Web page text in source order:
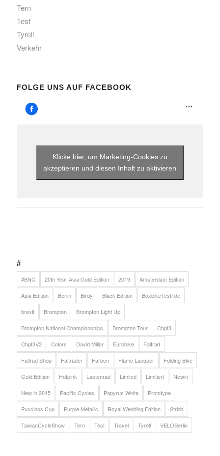
Tern
Test
Tyrell
Verkehr
FOLGE UNS AUF FACEBOOK
Klicke hier, um Marketing-Cookies zu
akzeptieren und diesen Inhalt zu aktivieren
#
#BNC 20th Year Asia Gold Edition 2019 Amsterdam Edition
Asia Edition Berlin Birdy Black Edition BoxbikeTestride
brexit Brompton Brompton Light Up
Brompton National Championships Brompton Tour Chpt3
Chpt3V2 Colors David Millar Eurobike Faltrad
Faltrad Shop Falträder Farben Flame Lacquer Folding Bike
Gold Edition Hotpink Lastenrad Limited Limitiert Newin
New in 2015 Pacific Cycles Papyrus White Prototype
Puccinos Cup Purple Metallic Royal Wedding Edition Strida
TaiwanCycleShow Tern Test Travel Tyrell VELOBerlin